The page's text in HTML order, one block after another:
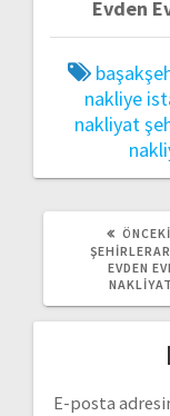
Evden
nakliye
nakliyat
EVDEN
NAKLIYAT
E-posta